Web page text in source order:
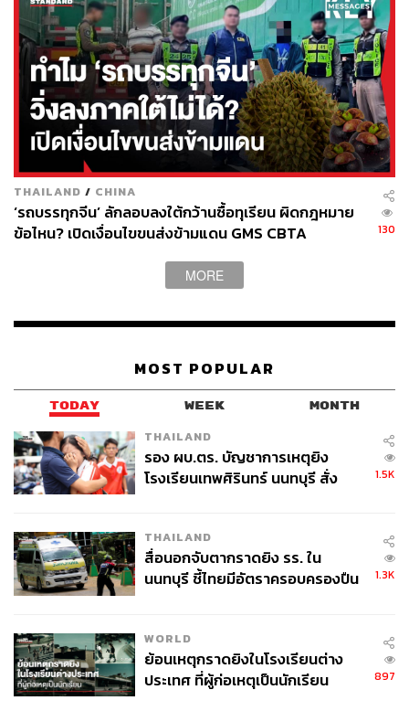
THAILAND / CHINA
‘รถบรรทุกจีน’ ลักลอบลงใต้กว้านซื้อทุเรียน ผิดกฎหมาย
ข้อไหน? เปิดเงื่อนไขขนส่งข้ามแดน GMS CBTA
130
MORE
MOST POPULAR
TODAY WEEK MONTH
THAILAND
รอง ผบ.ตร. บัญชาการเหตุยิง
โรงเรียนเทพศิรินทร์ นนทบุรี สั่ง
1.5K
THAILAND
สื่อนอกจับตากราดยิง รร. ใน
นนทบุรี ชี้ไทยมีอัตราครอบครองปืน
1.3K
WORLD
ย้อนเหตุกราดยิงในโรงเรียนต่าง
ประเทศ ที่ผู้ก่อเหตุเป็นนักเรียน
897